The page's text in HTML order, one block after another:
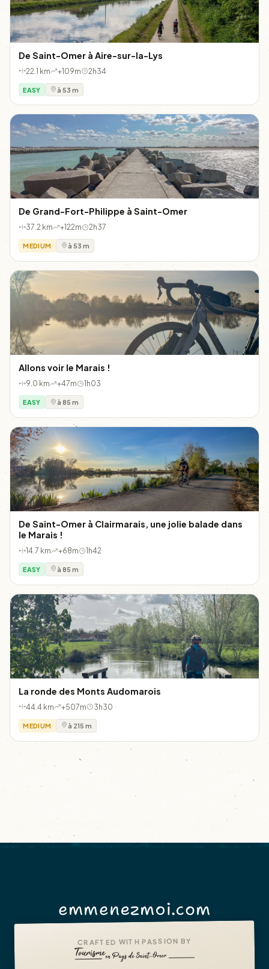
De Saint-Omer à Aire-sur-la-Lys
22.1 km +109m 2h34
EASY à 53 m
De Grand-Fort-Philippe à Saint-Omer
37.2 km +122m 2h37
MEDIUM à 53 m
Allons voir le Marais !
9.0 km +47m 1h03
EASY à 85 m
De Saint-Omer à Clairmarais, une jolie balade dans
le Marais !
14.7 km +68m 1h42
EASY à 85 m
La ronde des Monts Audomarois
44.4 km +507m 3h30
MEDIUM à 215 m
emmenezmoi.com
CRAFTED WITH PASSION BY